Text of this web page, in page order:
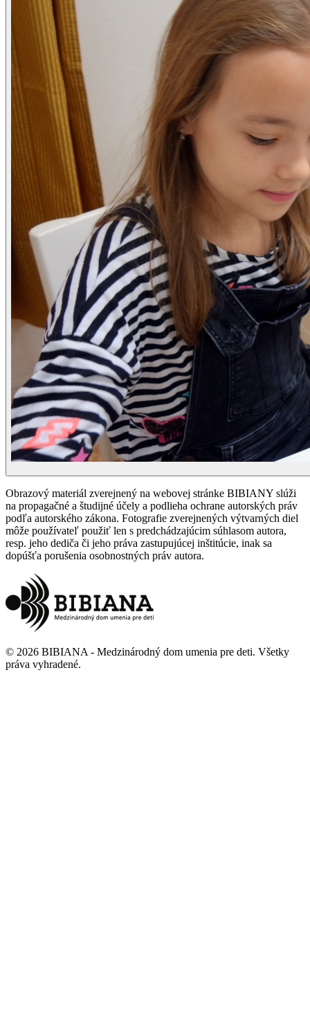
Obrazový materiál zverejnený na webovej stránke BIBIANY slúži
na propagačné a študijné účely a podlieha ochrane autorských práv
podľa autorského zákona. Fotografie zverejnených výtvarných diel
môže používateľ použiť len s predchádzajúcim súhlasom autora,
resp. jeho dediča či jeho práva zastupujúcej inštitúcie, inak sa
dopúšťa porušenia osobnostných práv autora.
© 2026 BIBIANA - Medzinárodný dom umenia pre deti. Všetky
práva vyhradené.